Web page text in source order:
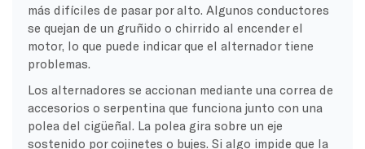
más difíciles de pasar por alto. Algunos conductores
se quejan de un gruñido o chirrido al encender el
motor, lo que puede indicar que el alternador tiene
problemas.
Los alternadores se accionan mediante una correa de
accesorios o serpentina que funciona junto con una
polea del cigüeñal. La polea gira sobre un eje
sostenido por cojinetes o bujes. Si algo impide que la